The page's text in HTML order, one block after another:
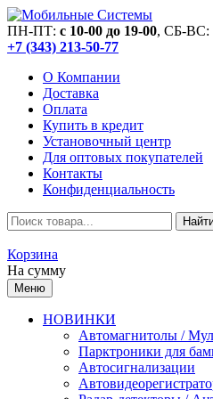
ПН-ПТ: c 10-00 до 19-00, СБ-ВС:
+7 (343) 213-50-77
О Компании
Доставка
Оплата
Купить в кредит
Установочный центр
Для оптовых покупателей
Контакты
Конфиденциальность
Корзина
На сумму
Меню
НОВИНКИ
Автомагнитолы /
Парктроники для
Автосигнализации